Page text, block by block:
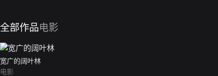
全部作品电影
宽广的阔叶林
电影